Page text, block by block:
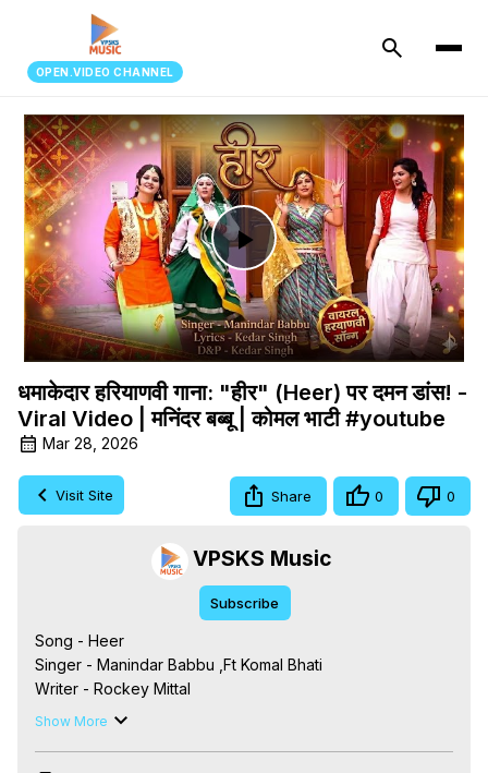
OPEN.VIDEO CHANNEL
search
Play
Video
धमाकेदार हरियाणवी गाना: "हीर" (Heer) पर दमन डांस! -
Viral Video | मनिंदर बब्बू | कोमल भाटी #youtube
Mar 28, 2026
Visit Site Share 0 0
VPSKS Music
Subscribe
Song - Heer
Singer - Manindar Babbu ,Ft Komal Bhati
Writer - Rockey Mittal
Music - Rocky Mittal ,
Show More